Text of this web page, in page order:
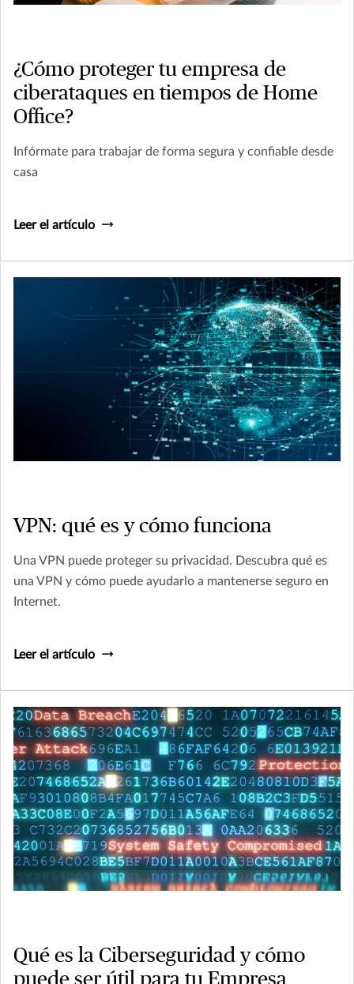
¿Cómo proteger tu empresa de
ciberataques en tiempos de Home
Office?
Infórmate para trabajar de forma segura y confiable desde
casa
Leer el artículo
VPN: qué es y cómo funciona
Una VPN puede proteger su privacidad. Descubra qué es
una VPN y cómo puede ayudarlo a mantenerse seguro en
Internet.
Leer el artículo
Qué es la Ciberseguridad y cómo
puede ser útil para tu Empresa